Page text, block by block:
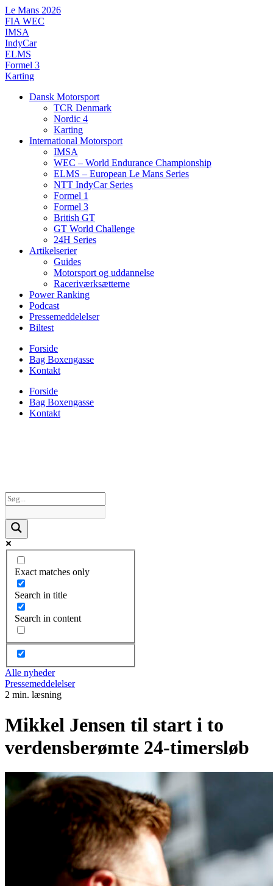
Videre
til
indhold
Le Mans 2026
FIA WEC
IMSA
IndyCar
ELMS
Formel 3
Karting
Dansk Motorsport
TCR Denmark
Nordic 4
Karting
International Motorsport
IMSA
WEC – World Endurance Championship
ELMS – European Le Mans Series
NTT IndyCar Series
Formel 1
Formel 3
British GT
GT World Challenge
24H Series
Artikelserier
Guides
Motorsport og uddannelse
Raceriværksætterne
Power Ranking
Podcast
Pressemeddelelser
Biltest
Forside
Bag Boxengasse
Kontakt
Forside
Bag Boxengasse
Kontakt
Exact matches only
Search in title
Search in content
Alle nyheder
Pressemeddelelser
2 min. læsning
Mikkel Jensen til start i to
verdensberømte 24-timersløb